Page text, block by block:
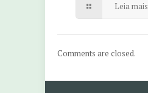
Leia mais
Comments are closed.